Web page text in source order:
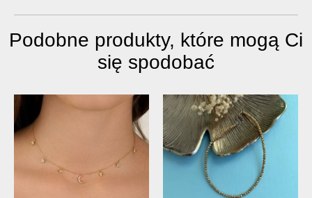
Podobne produkty, które mogą Ci
się spodobać